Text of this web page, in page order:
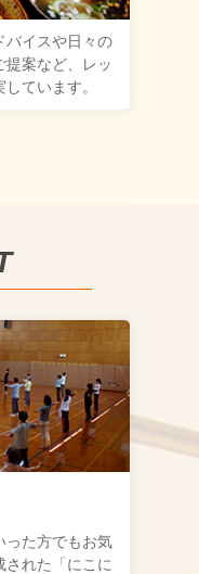
バイスや日々の
提案など、レッ
ています。
った方でもお気
された「にこに